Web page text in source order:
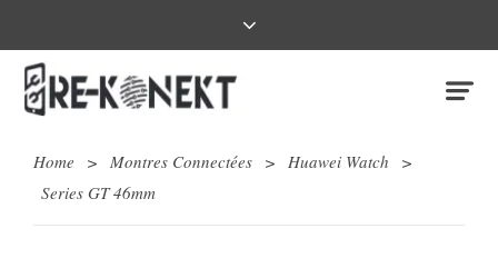
Home > Montres Connectées > Huawei Watch
>
Series GT 46mm